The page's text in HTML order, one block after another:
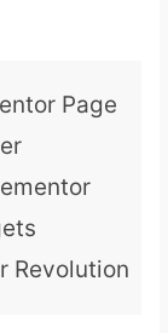
Page
Revolution